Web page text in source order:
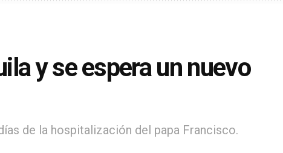
y se espera un nuevo
de la hospitalización del papa Francisco.